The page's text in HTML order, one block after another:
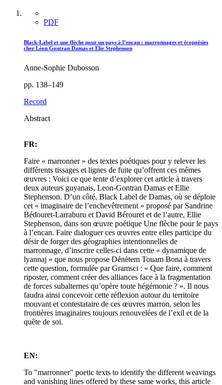
PDF
Black-Label et une flèche pour un pays à l’encan : marronnages et écopoésies
chez Léon Gontran Damas et Elie Stephenson
Anne-Sophie Dubosson
pp. 138–149
Record
Abstract
FR:
Faire « marronner » des textes poétiques pour y relever les
différents tissages et lignes de fuite qu’offrent ces mêmes
œuvres : Voici ce que tente d’explorer cet article à travers
deux auteurs guyanais, Leon-Gontran Damas et Ellie
Stephenson. D’un côté, Black Label de Damas, où se déploie
cet « imaginaire de l’enchevêtrement » proposé par Sandrine
Bédouret-Larraburu et David Bérouret et de l’autre, Ellie
Stephenson, dans son œuvre poétique Une flèche pour le pays
à l’encan. Faire dialoguer ces œuvres entre elles participe du
désir de forger des géographies intentionnelles de
marronnage, d’inscrire celles-ci dans cette « dynamique de
lyannaj » que nous propose Dénètem Touam Bona à travers
cette question, formulée par Gramsci : « Que faire, comment
riposter, comment créer des alliances face à la fragmentation
de forces subalternes qu’opère toute hégémonie ? ». Il nous
faudra ainsi concevoir cette réflexion autour du territoire
mouvant et contestataire de ces œuvres marron, selon les
frontières imaginaires toujours renouvelées de l’exil et de la
quête de soi.
EN:
To "marronner" poetic texts to identify the different weavings
and vanishing lines offered by these same works, this article